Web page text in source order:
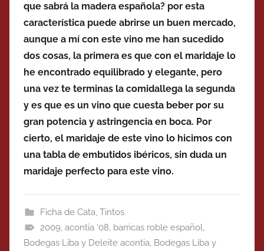
que sabrá la madera española? por esta
característica puede abrirse un buen mercado,
aunque a mí con este vino me han sucedido
dos cosas, la primera es que con el maridaje lo
he encontrado equilibrado y elegante, pero
una vez te terminas la comidallega la segunda
y es que es un vino que cuesta beber por su
gran potencia y astringencia en boca. Por
cierto, el maridaje de este vino lo hicimos con
una tabla de embutidos ibéricos, sin duda un
maridaje perfecto para este vino.
Ficha de Cata, Tintos
2009, acontia '08, barricas roble español,
Bodegas Liba y Deleite acontia, Bodegas Liba y